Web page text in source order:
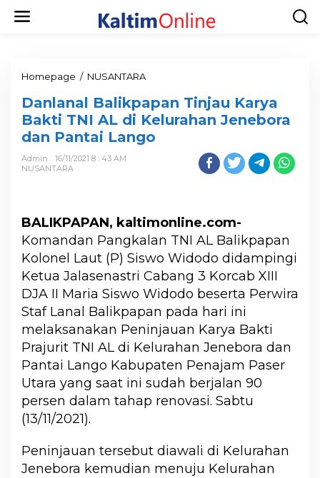
Homepage / NUSANTARA
Danlanal Balikpapan Tinjau Karya
Bakti TNI AL di Kelurahan Jenebora
dan Pantai Lango
Admin
16/11/2021 8 : 43 AM
NUSANTARA
BALIKPAPAN, kaltimonline.com-
Komandan Pangkalan TNI AL Balikpapan
Kolonel Laut (P) Siswo Widodo didampingi
Ketua Jalasenastri Cabang 3 Korcab XIII
DJA II Maria Siswo Widodo beserta Perwira
Staf Lanal Balikpapan pada hari ini
melaksanakan Peninjauan Karya Bakti
Prajurit TNI AL di Kelurahan Jenebora dan
Pantai Lango Kabupaten Penajam Paser
Utara yang saat ini sudah berjalan 90
persen dalam tahap renovasi. Sabtu
(13/11/2021).
Peninjauan tersebut diawali di Kelurahan
Jenebora kemudian menuju Kelurahan